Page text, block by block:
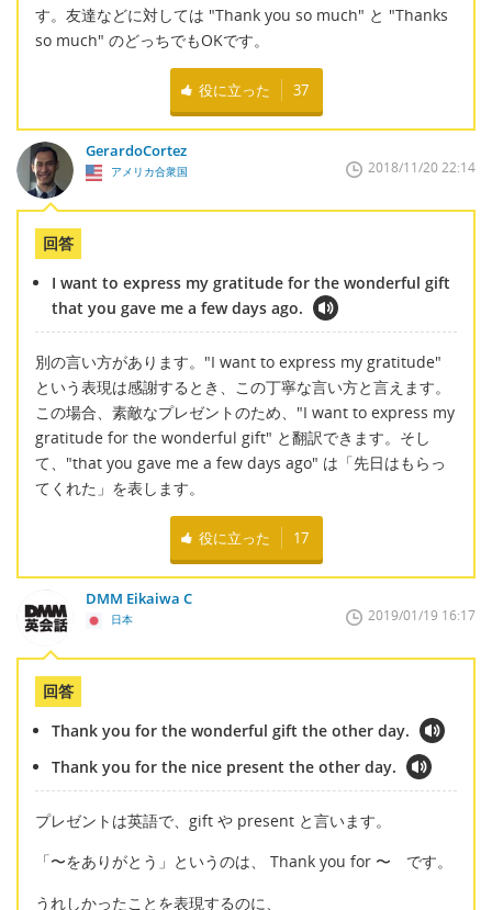
す。友達などに対しては "Thank you so much" と "Thanks
so much" のどっちでもOKです。
役に立った 37
GerardoCortez
アメリカ合衆国 2018/11/20 22:14
回答
I want to express my gratitude for the wonderful gift
that you gave me a few days ago.
別の言い方があります。"I want to express my gratitude"
という表現は感謝するとき、この丁寧な言い方と言えます。
この場合、素敵なプレゼントのため、"I want to express my
gratitude for the wonderful gift" と翻訳できます。そし
て、"that you gave me a few days ago" は「先日はもらっ
てくれた」を表します。
役に立った 17
DMM Eikaiwa C
日本 2019/01/19 16:17
回答
Thank you for the wonderful gift the other day.
Thank you for the nice present the other day.
プレゼントは英語で、gift や present と言います。
「〜をありがとう」というのは、 Thank you for 〜 です。
うれしかったことを表現するのに、